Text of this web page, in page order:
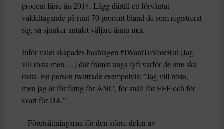
procent färre än 2014. Lägg därtill ett förväntat
valdeltagande på runt 70 procent bland de som registrerat
sig, så sjunker antalet väljare ännu mer.
Inför valet skapades hashtagen #IWantToVoteBut (Jag
vill rösta men …) där främst unga lyft varför de inte ska
rösta. En person twittrade exempelvis: ”Jag vill rösta,
men jag är för fattig för ANC, för snäll för EFF och för
svart för DA.”
– Förutsättningarna för den större delen av